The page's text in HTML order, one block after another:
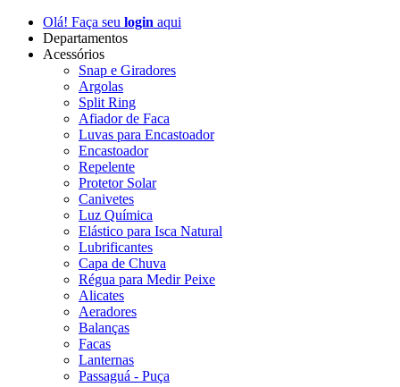
Olá! Faça seu login aqui
Departamentos
Acessórios
Snap e Giradores
Argolas
Split Ring
Afiador de Faca
Luvas para Encastoador
Encastoador
Repelente
Protetor Solar
Canivetes
Luz Química
Elástico para Isca Natural
Lubrificantes
Capa de Chuva
Régua para Medir Peixe
Alicates
Aeradores
Balanças
Facas
Lanternas
Passaguá - Puça